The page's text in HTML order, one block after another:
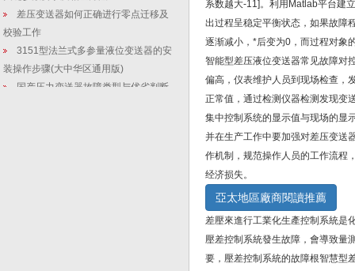
差压变送器如何正确进行零点迁移及
校验工作
3151型法兰式多参量液位变送器的安
装操作步骤(大中华区通用版)
国产压力变送器故障类型与优劣判断
系数越大-11]。利用Matlab平台建
出过程呈稳定平衡状态，如果故障
逐渐减小，*后变为0，而过程对象
智能型差压液位变送器常见故障对
偏高，仪表维护人员到现场检查，
正常值，通过检测仪器检测发现变
集中控制系统的显示值与现场的显
并在生产工作中要加强对差压变送
作机制，规范操作人员的工作流程
经济损失。
亞太地區廠商閱讀推薦
差壓來進行工業化生產控制系統是
壓差控制系統發生故障，會導致量
要，壓差控制系統的故障根智慧型